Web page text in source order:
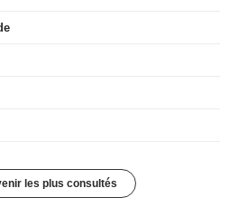
les plus consultés